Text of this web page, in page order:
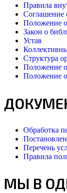
Правила
Соглашение
Положение
Закон о
Устав
Структура
Положение
Положение
Обработка
Перечень
Правила
МЫ В